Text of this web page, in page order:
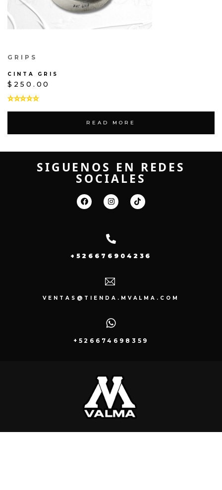
GRIPS
CINTA GRIS
$ 250.00
READ MORE
SIGUENOS EN REDES
SOCIALES
+526676904236
VENTAS@TIENDA.MVALMA.COM
+526674698359